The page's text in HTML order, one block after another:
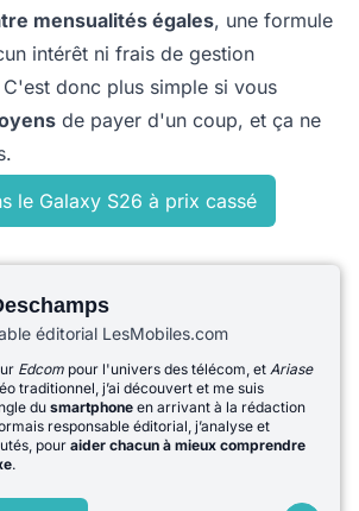
mensualités égales, une formule
intérêt ni frais de gestion
donc plus simple si vous
de payer d'un coup, et ça ne
le Galaxy S26 à prix cassé
éditorial LesMobiles.com
Edcom pour l'univers des télécom, et Ariase
traditionnel, j’ai découvert et me suis
du smartphone en arrivant à la rédaction
responsable éditorial, j’analyse et
pour aider chacun à mieux comprendre
.